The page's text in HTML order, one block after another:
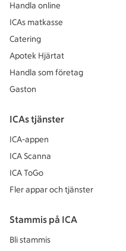
Handla online
ICAs matkasse
Catering
Apotek Hjärtat
Handla som företag
Gaston
ICAs tjänster
ICA-appen
ICA Scanna
ICA ToGo
Fler appar och tjänster
Stammis på ICA
Bli stammis